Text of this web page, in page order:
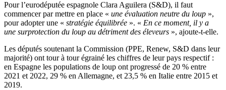
Pour l’eurodéputée espagnole Clara Aguilera (S&D), il faut
commencer par mettre en place « une évaluation neutre du loup »,
pour adopter une « stratégie équilibrée ». « En ce moment, il y a
une surprotection du loup au détriment des éleveurs », ajoute-t-elle.
Les députés soutenant la Commission (PPE, Renew, S&D dans leur
majorité) ont tour à tour égrainé les chiffres de leur pays respectif :
en Espagne les populations de loup ont progressé de 20 % entre
2021 et 2022, 29 % en Allemagne, et 23,5 % en Italie entre 2015 et
2019.